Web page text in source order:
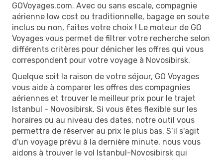
GOVoyages.com. Avec ou sans escale, compagnie
aérienne low cost ou traditionnelle, bagage en soute
inclus ou non, faites votre choix ! Le moteur de GO
Voyages vous permet de filtrer votre recherche selon
différents critères pour dénicher les offres qui vous
correspondent pour votre voyage à Novosibirsk.
Quelque soit la raison de votre séjour, GO Voyages
vous aide à comparer les offres des compagnies
aériennes et trouver le meilleur prix pour le trajet
Istanbul - Novosibirsk. Si vous êtes flexible sur les
horaires ou au niveau des dates, notre outil vous
permettra de réserver au prix le plus bas. S’il s'agit
d'un voyage prévu à la dernière minute, nous vous
aidons à trouver le vol Istanbul-Novosibirsk qui